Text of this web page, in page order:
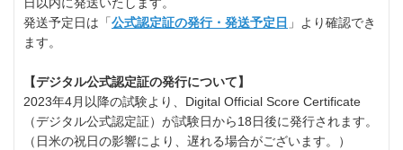
日以内に発送いたします。
発送予定日は「公式認定証の発行・発送予定日 」より確認でき
ます。
【デジタル公式認定証の発行について】
2023年4月以降の試験より、Digital Official Score Certificate
（デジタル公式認定証）が試験日から18日後に発行されます。
（日米の祝日の影響により、遅れる場合がございます。）